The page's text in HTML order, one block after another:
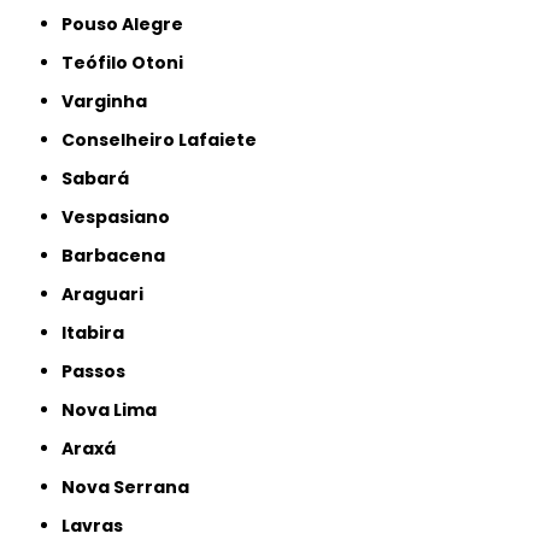
Pouso Alegre
Teófilo Otoni
Varginha
Conselheiro Lafaiete
Sabará
Vespasiano
Barbacena
Araguari
Itabira
Passos
Nova Lima
Araxá
Nova Serrana
Lavras